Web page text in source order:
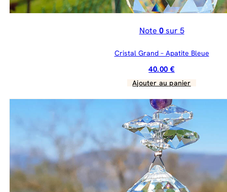
Note 0sur 5
Cristal Grand – Apatite Bleue
40.00€
Ajouter au panier